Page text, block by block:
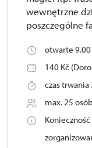
wewnętrzne
poszczególne
otwarte
140 Kč
czas
max. 25 osób